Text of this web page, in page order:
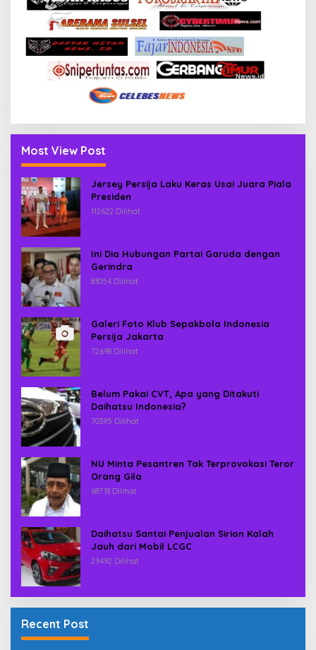
Most View Post
Jersey Persija Laku Keras Usai Juara Piala
Presiden
112622 Dilihat
Ini Dia Hubungan Partai Garuda dengan
Gerindra
83054 Dilihat
Galeri Foto Klub Sepakbola Indonesia
Persija Jakarta
72698 Dilihat
Belum Pakai CVT, Apa yang Ditakuti
Daihatsu Indonesia?
70395 Dilihat
NU Minta Pesantren Tak Terprovokasi Teror
Orang Gila
68718 Dilihat
Daihatsu Santai Penjualan Sirion Kalah
Jauh dari Mobil LCGC
29492 Dilihat
Recent Post